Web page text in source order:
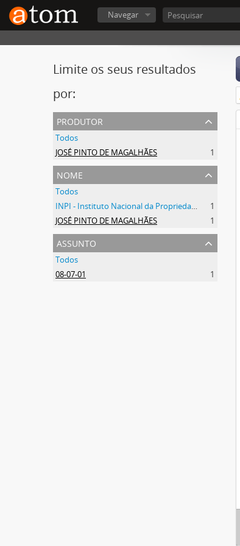
Navegar
Limite os seus resultados
por:
produtor
Todos
JOSÉ PINTO DE MAGALHÃES
1
nome
Todos
INPI - Instituto Nacional da Propriedade Industrial
1
JOSÉ PINTO DE MAGALHÃES
1
assunto
Todos
08-07-01
1